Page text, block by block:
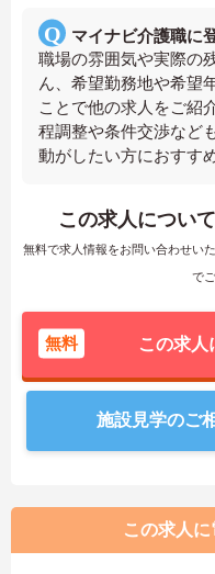
マイナビ介護職に
職場の雰囲気や実際の
ん、希望勤務地や希望
ことで他の求人をご紹
程調整や条件交渉など
動がしたい方におすす
この求人につい
無料で求人情報をお問い合わせい
で
無料 この求人
施設見学のご
この求人